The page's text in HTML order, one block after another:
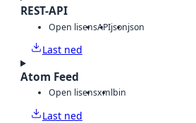
REST-API
Open lisensAPIjsonjson
Last ned
Atom Feed
Open lisensxmlbin
Last ned